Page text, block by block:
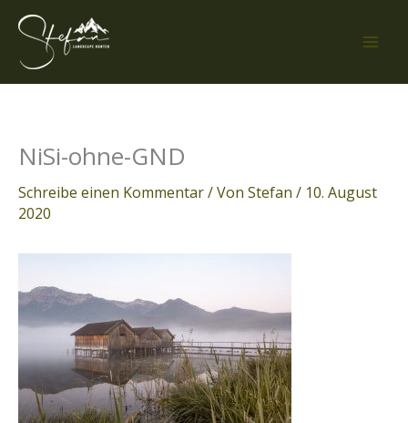
Zum
Inhalt
springen
NiSi-ohne-GND
Schreibe einen Kommentar/ Von Stefan / 10. August
2020